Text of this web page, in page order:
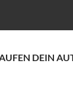
DEIN